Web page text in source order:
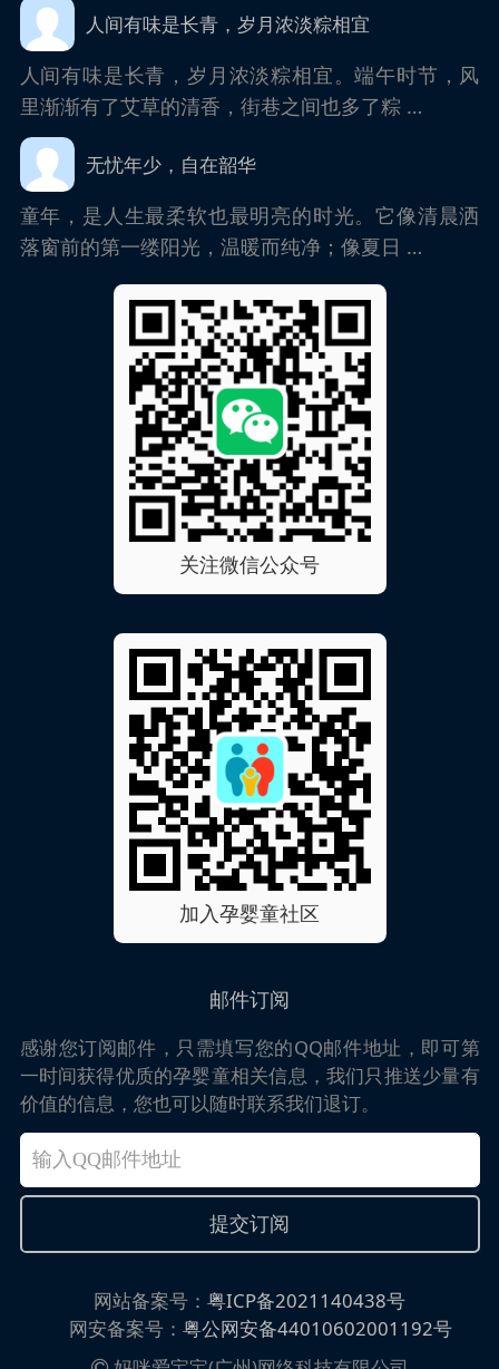
人间有味是长青，岁月浓淡粽相宜
人间有味是长青，岁月浓淡粽相宜。端午时节，风
里渐渐有了艾草的清香，街巷之间也多了粽 …
无忧年少，自在韶华
童年，是人生最柔软也最明亮的时光。它像清晨洒
落窗前的第一缕阳光，温暖而纯净；像夏日 …
关注微信公众号
加入孕婴童社区
邮件订阅
感谢您订阅邮件，只需填写您的QQ邮件地址，即可第
一时间获得优质的孕婴童相关信息，我们只推送少量有
价值的信息，您也可以随时联系我们退订。
网站备案号： 粤ICP备2021140438号
网安备案号： 粤公网安备44010602001192号